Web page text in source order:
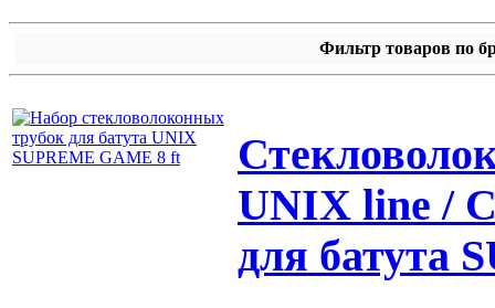
Фильтр товаров по
UNIX line /
для батута